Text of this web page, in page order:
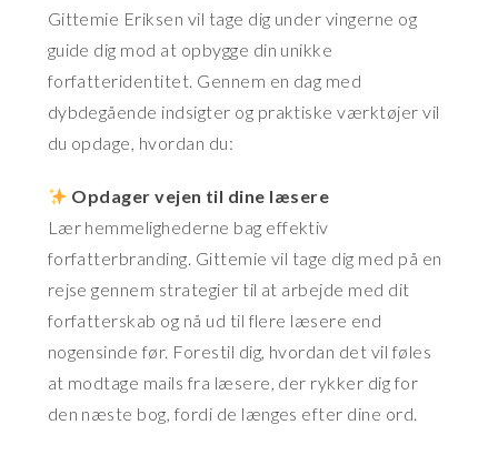
Gittemie Eriksen vil tage dig under vingerne og
guide dig mod at opbygge din unikke
forfatteridentitet. Gennem en dag med
dybdegående indsigter og praktiske værktøjer vil
du opdage, hvordan du:
Opdager vejen til dine læsere
Lær hemmelighederne bag effektiv
forfatterbranding. Gittemie vil tage dig med på en
rejse gennem strategier til at arbejde med dit
forfatterskab og nå ud til flere læsere end
nogensinde før. Forestil dig, hvordan det vil føles
at modtage mails fra læsere, der rykker dig for
den næste bog, fordi de længes efter dine ord.